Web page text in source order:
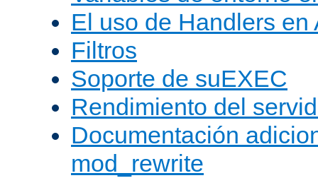
El uso de Handlers en
Filtros
Soporte de suEXEC
Rendimiento del
Documentación
mod_rewrite